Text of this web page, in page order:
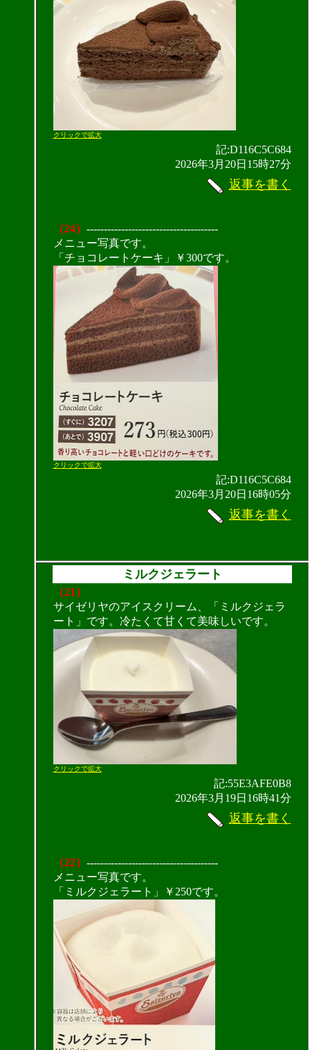
クリックで拡大
記:D116C5C684
2026年3月20日15時27分
返事を書く
（24） --------------------------------------
メニュー写真です。
「チョコレートケーキ」￥300です。
クリックで拡大
記:D116C5C684
2026年3月20日16時05分
返事を書く
ミルクジェラート
（21）
サイゼリヤのアイスクリーム、「ミルクジェラ
ート」です。冷たくて甘くて美味しいです。
クリックで拡大
記:55E3AFE0B8
2026年3月19日16時41分
返事を書く
（22） --------------------------------------
メニュー写真です。
「ミルクジェラート」￥250です。